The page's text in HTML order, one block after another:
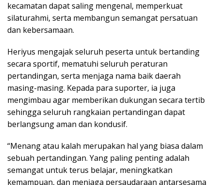
kecamatan dapat saling mengenal, memperkuat
silaturahmi, serta membangun semangat persatuan
dan kebersamaan.
Heriyus mengajak seluruh peserta untuk bertanding
secara sportif, mematuhi seluruh peraturan
pertandingan, serta menjaga nama baik daerah
masing-masing. Kepada para suporter, ia juga
mengimbau agar memberikan dukungan secara tertib
sehingga seluruh rangkaian pertandingan dapat
berlangsung aman dan kondusif.
“Menang atau kalah merupakan hal yang biasa dalam
sebuah pertandingan. Yang paling penting adalah
semangat untuk terus belajar, meningkatkan
kemampuan, dan menjaga persaudaraan antarsesama